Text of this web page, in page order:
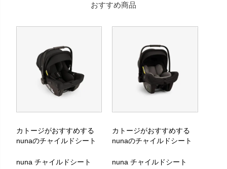
おすすめ商品
カトージがおすすめする
nunaのチャイルドシート
nuna チャイルドシート
カトージがおすすめする
nunaのチャイルドシート
nuna チャイルドシート